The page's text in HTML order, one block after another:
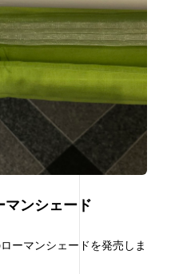
ンシェード
ーマンシェードを発売しま